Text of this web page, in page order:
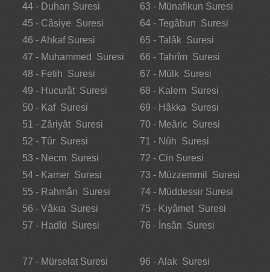
44 - Duhan Suresi
45 - Câsiye Suresi
46 - Ahkaf Suresi
47 - Muhammed Suresi
48 - Fetih Suresi
49 - Hucurât Suresi
50 - Kaf Suresi
51 - Zâriyât Suresi
52 - Tûr Suresi
53 - Necm Suresi
54 - Kamer Suresi
55 - Rahmân Suresi
56 - Vâkıa Suresi
57 - Hadîd Suresi
63 - Münafikun Suresi
64 - Tegâbun Suresi
65 - Talâk Suresi
66 - Tahrîm Suresi
67 - Mülk Suresi
68 - Kalem Suresi
69 - Hâkka Suresi
70 - Meâric Suresi
71 - Nûh Suresi
72 - Cin Suresi
73 - Müzzemmil Suresi
74 - Müddessir Suresi
75 - Kıyâmet Suresi
76 - İnsân Suresi
77 - Mürselat Suresi
96 - Alak Suresi